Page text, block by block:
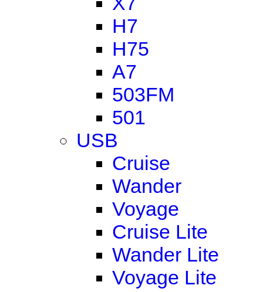
H7
H75
A7
503FM
501
USB
Cruise
Wander
Voyage
Cruise Lite
Wander Lite
Voyage Lite